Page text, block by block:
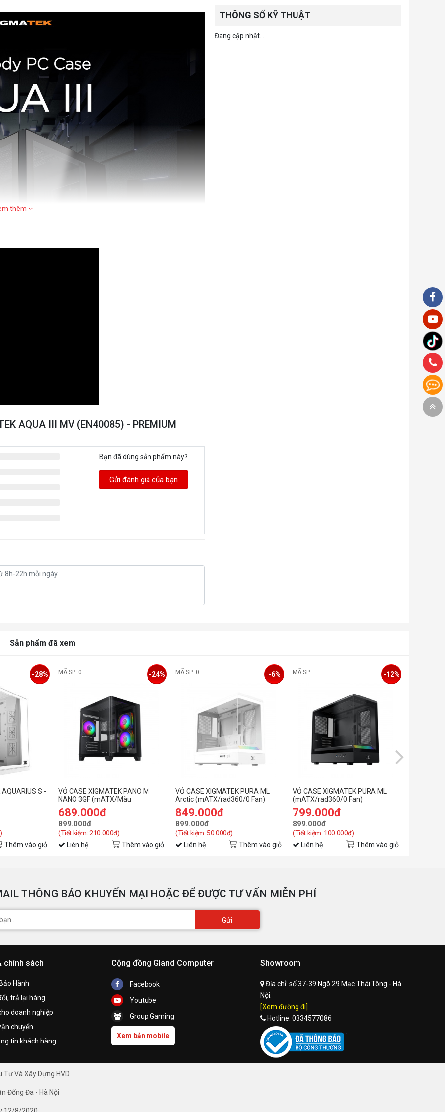
thêm
AQUA III MV (EN40085) - PREMIUM
Bạn đã dùng sản phẩm này?
Gửi đánh giá của bạn
THÔNG SỐ KỸ THUẬT
Đang cập nhật...
Sản phẩm đã xem
S -
-28%
Thêm vào giỏ
MÃ SP: 0
VỎ CASE XIGMATEK PANO M
NANO 3GF (mATX/Màu
đen/3fan)
689.000đ
899.000đ
(Tiết kiệm: 210.000đ)
-24%
Liên hệ Thêm vào giỏ
MÃ SP: 0
VỎ CASE XIGMATEK PURA ML
Arctic (mATX/rad360/0 Fan)
849.000đ
899.000đ
(Tiết kiệm: 50.000đ)
-6%
Liên hệ Thêm vào giỏ
MÃ SP:
VỎ CASE XIGMATEK PURA ML
(mATX/rad360/0 Fan)
799.000đ
899.000đ
(Tiết kiệm: 100.000đ)
-12%
Liên hệ Thêm vào giỏ
THÔNG BÁO KHUYẾN MẠI HOẶC ĐỂ ĐƯỢC TƯ VẤN MIỄN PHÍ
Gửi
chính sách
Hành
trả lại hàng
doanh nghiệp
chuyển
tin khách hàng
Cộng đồng Gland Computer
Facebook
Youtube
Group Gaming
Xem bản mobile
Showroom
Địa chỉ: số 37-39 Ngõ 29 Mạc Thái Tông - Hà
Nội.
[Xem đường đi]
Hotline: 0334577086
Và Xây Dựng HVD
Đống Đa - Hà Nội